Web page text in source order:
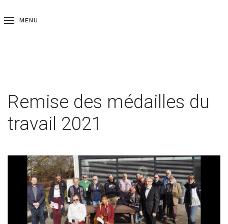
MENU
Remise des médailles du
travail 2021